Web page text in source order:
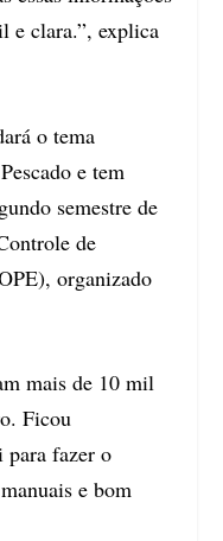
e clara.”, explica
o tema
e tem
semestre de
de
organizado
mais de 10 mil
Ficou
para fazer o
e bom